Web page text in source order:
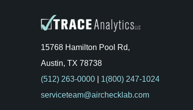
15768 Hamilton Pool Rd,
Austin, TX 78738
(512) 263-0000| 1(800) 247-1024
serviceteam@airchecklab.com